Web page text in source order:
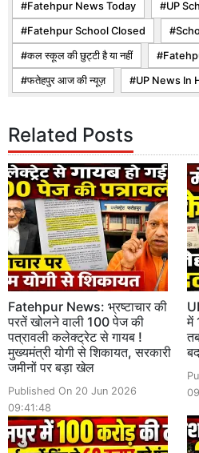
Fatehpur News Today UP
Fatehpur School Closed
कल स्कूल की छुट्टी है या नहीं
फतेहपुर आज की न्यूज़ UP News In
Related Posts
Fatehpur News: भ्रष्टाचार की
परतें खोलने वाली 100 पेज की
पत्रावली कलेक्ट्रेट से गायब !
मुख्यमंत्री योगी से शिकायत, सरकारी
जमीनों पर बड़ा खेल
Published On 20 Jun 2026
09:41:48
में